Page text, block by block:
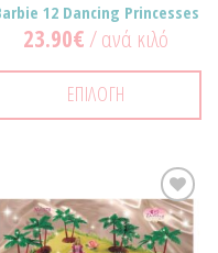
12 Dancing Princesses
23.90€/ ανά κιλό
ΕΠΙΛΟΓΉ
Προσθήκη
στα